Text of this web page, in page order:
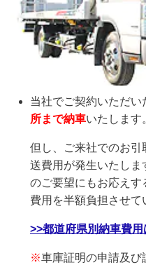
当社でご契約いただい
所まで納車いたします
但し、ご来社でのお引
送費用が発生いたしま
のご要望にもお応えす
費用を半額負担させて
>>都道府県別納車費用
※車庫証明の申請及び